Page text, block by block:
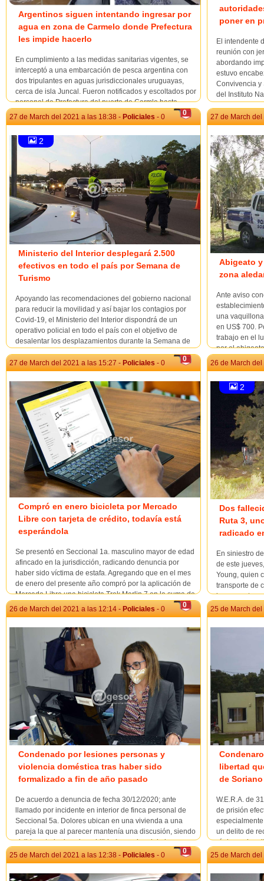
Argentinos siguen intentando ingresar por
agua en zona de Carmelo donde Prefectura
les impide hacerlo
En cumplimiento a las medidas sanitarias vigentes, se
interceptó a una embarcación de pesca argentina con
dos tripulantes en aguas jurisdiccionales uruguayas,
cerca de isla Juncal. Fueron notificados y escoltados por
personal de Prefectura del puerto de Carmlo hasta
aguas limítrofes. Se trata de ciudadanos arge...
poner en
El intendente
reunión con
abordando
estuvo
Convivencia y
del Instituto
0
27 de March del 2021 a las 18:38 - Policiales - 0
2
Ministerio del Interior desplegará 2.500
efectivos en todo el país por Semana de
Turismo
Apoyando las recomendaciones del gobierno nacional
para reducir la movilidad y así bajar los contagios por
Covid-19, el Ministerio del Interior dispondrá de un
operativo policial en todo el país con el objetivo de
desalentar los desplazamientos durante la Semana de
en...
27 de March
Abigeato
zona
Ante aviso
una
en US$ 700.
trabajo en el
por el
0
27 de March del 2021 a las 15:27 - Policiales - 0
Compró en enero bicicleta por Mercado
Libre con tarjeta de crédito, todavía está
esperándola
Se presentó en Seccional 1a. masculino mayor de edad
afincado en la jurisdicción, radicando denuncia por
haber sido víctima de estafa. Agregando que en el mes
de enero del presente año compró por la aplicación de
Mercado Libre una bicicleta Trek Marlin 7 en la suma de
$ 19.980; lo que abonó con ta...
26 de March
2
Dos
Ruta 3,
radicado
En siniestro
de este
Young, quien
transporte de
luego contra
su
0
26 de March del 2021 a las 12:14 - Policiales - 0
Condenado por lesiones personas y
violencia doméstica tras haber sido
formalizado a fin de año pasado
De acuerdo a denuncia de fecha 30/12/2020; ante
llamado por incidente en interior de finca personal de
Seccional 5a. Dolores ubican en una vivienda a una
pareja la que al parecer mantenía una discusión, siendo
visible estado de vulnerabilidad emocional de la
femenina manifestando voluntariamente que era
violentada por el masculino....
25 de March
libertad
de Soriano
W.E.R.A. de
de prisión
un delito de
régimen de
estaba
0
25 de March del 2021 a las 12:38 - Policiales - 0 25 de March